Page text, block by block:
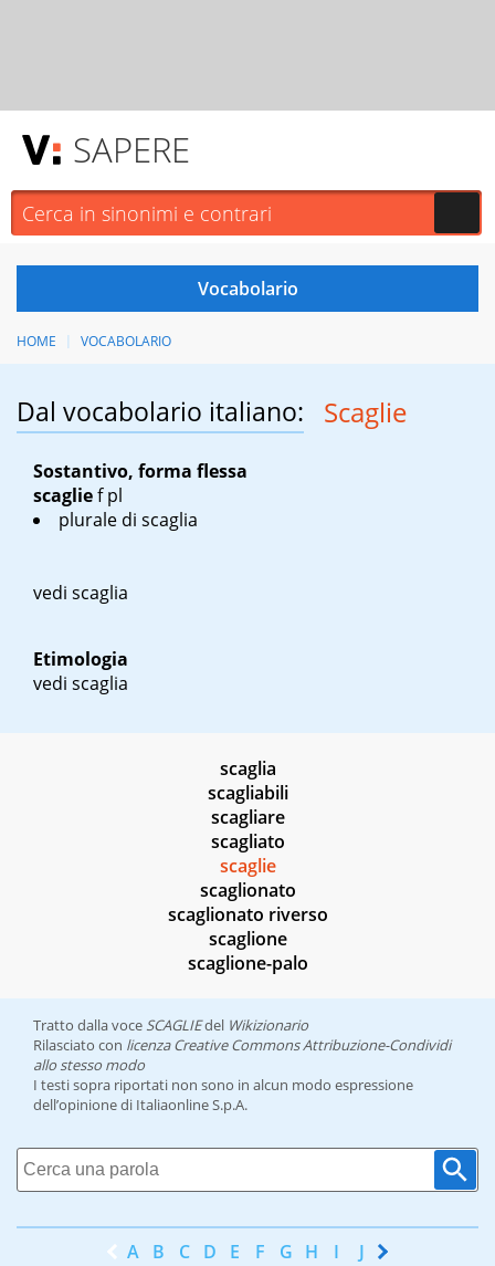
SAPERE
HOME VOCABOLARIO
Dal vocabolario italiano: Scaglie
Sostantivo, forma flessa
scaglief pl
plurale di scaglia
vedi scaglia
Etimologia
vedi scaglia
scaglia
scagliabili
scagliare
scagliato
scaglie
scaglionato
scaglionato riverso
scaglione
scaglione-palo
Tratto dalla voce SCAGLIEdel Wikizionario
Rilasciato con licenza Creative Commons Attribuzione-Condividi
allo stesso modo
I testi sopra riportati non sono in alcun modo espressione
dell’opinione di Italiaonline S.p.A.
A B C D E F G H I J K